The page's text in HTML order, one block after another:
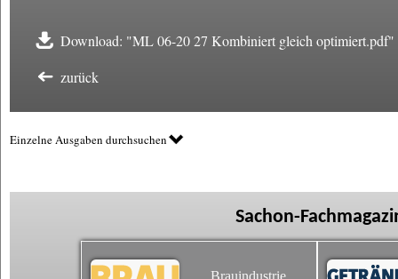
Download: "ML 06-20 27 Kombiniert gleich optimiert.pdf"
zurück
Einzelne Ausgaben durchsuchen
Sachon-
Brauindustrie